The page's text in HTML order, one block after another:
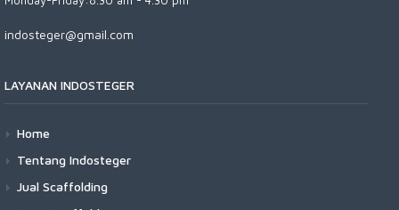
indosteger@gmail.com
LAYANAN INDOSTEGER
Home
Tentang Indosteger
Jual Scaffolding